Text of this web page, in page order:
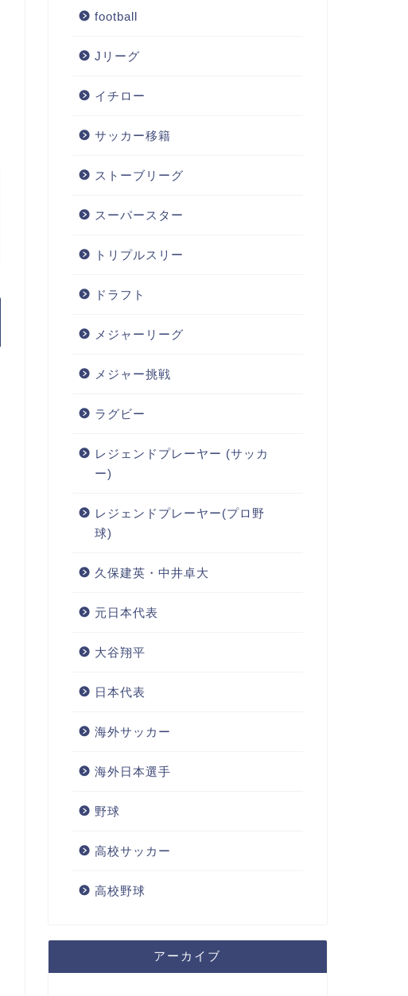
football
Jリーグ
イチロー
サッカー移籍
ストーブリーグ
スーパースター
トリプルスリー
ドラフト
メジャーリーグ
メジャー挑戦
ラグビー
レジェンドプレーヤー (サッカ
ー)
レジェンドプレーヤー(プロ野
球)
久保建英・中井卓大
元日本代表
大谷翔平
日本代表
海外サッカー
海外日本選手
野球
高校サッカー
高校野球
アーカイブ